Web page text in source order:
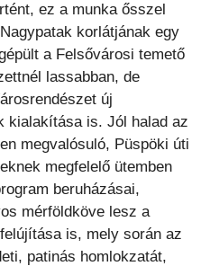
ez a munka ősszel
korlátjának egy
a Felsővárosi temető
lassabban, de
új
kialakítása is. Jól halad az
megvalósuló, Püspöki úti
megfelelő ütemben
beruházásai,
mérföldköve lesz a
is, mely során az
patinás homlokzatát,